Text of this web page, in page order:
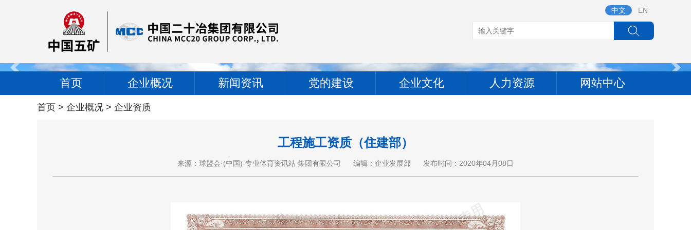
中文 EN
首页 企业概况 新闻资讯 党的建设 企业文化 人力资源 网站中心
首页 > 企业概况 > 企业资质
工程施工资质（住建部）
来源：球盟会·(中国)-专业体育资讯站 集团有限公司 编辑：企业发展部 发布时间：2020年04月08日